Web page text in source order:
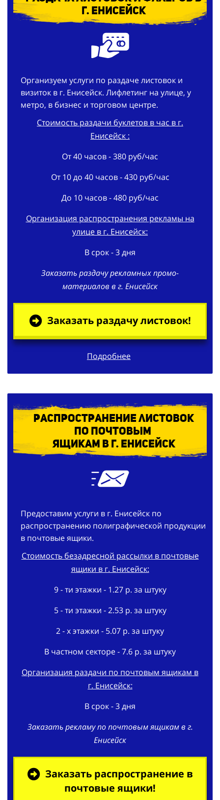
визиток в г. Енисейск. Лифлетинг на улице, у
метро, в бизнес и торговом центре.
Стоимость раздачи буклетов в час в г.
Енисейск :
От 40 часов - 380 руб/час
От 10 до 40 часов - 430 руб/час
До 10 часов - 480 руб/час
Организация распространения рекламы на
В срок - 3 дня
Заказать раздачу рекламных промо-
материалов в г. Енисейск
Заказать раздачу листовок!
Подробнее
Распространение листовок
попочтовым
ящикам в г. Енисейск
распространению полиграфической продукции
в почтовые ящики.
Стоимость безадресной рассылки в почтовые
ящики в г. Енисейск:
9 - ти этажки - 1.27 р. за штуку
5 - ти этажки - 2.53 р. за штуку
2 - х этажки - 5.07 р. за штуку
В частном секторе - 7.6 р. за штуку
Организация раздачи по почтовым ящикам в
В срок - 3 дня
Заказать рекламу по почтовым ящикам в г.
Заказать распространение в
почтовые ящики!